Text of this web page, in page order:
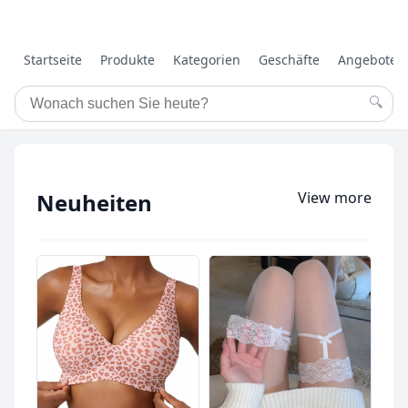
Startseite Produkte Kategorien Geschäfte Angebote
🔍
Neuheiten View more